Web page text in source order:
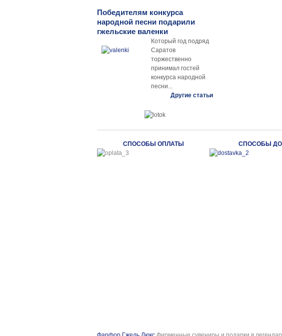
Победителям конкурса
народной песни подарили
гжельские валенки
Который год подряд
Саратов
торжественно
принимал гостей
конкурса народной
песни...
Другие статьи
СПОСОБЫ ОПЛАТЫ СПОСОБЫ